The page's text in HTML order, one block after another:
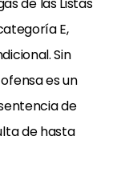
E,
Sin
es un
de
de hasta